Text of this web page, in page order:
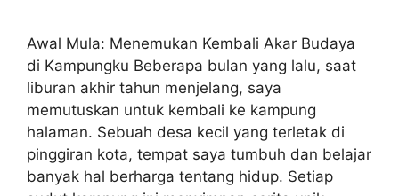
Awal Mula: Menemukan Kembali Akar Budaya
di Kampungku Beberapa bulan yang lalu, saat
liburan akhir tahun menjelang, saya
memutuskan untuk kembali ke kampung
halaman. Sebuah desa kecil yang terletak di
pinggiran kota, tempat saya tumbuh dan belajar
banyak hal berharga tentang hidup. Setiap